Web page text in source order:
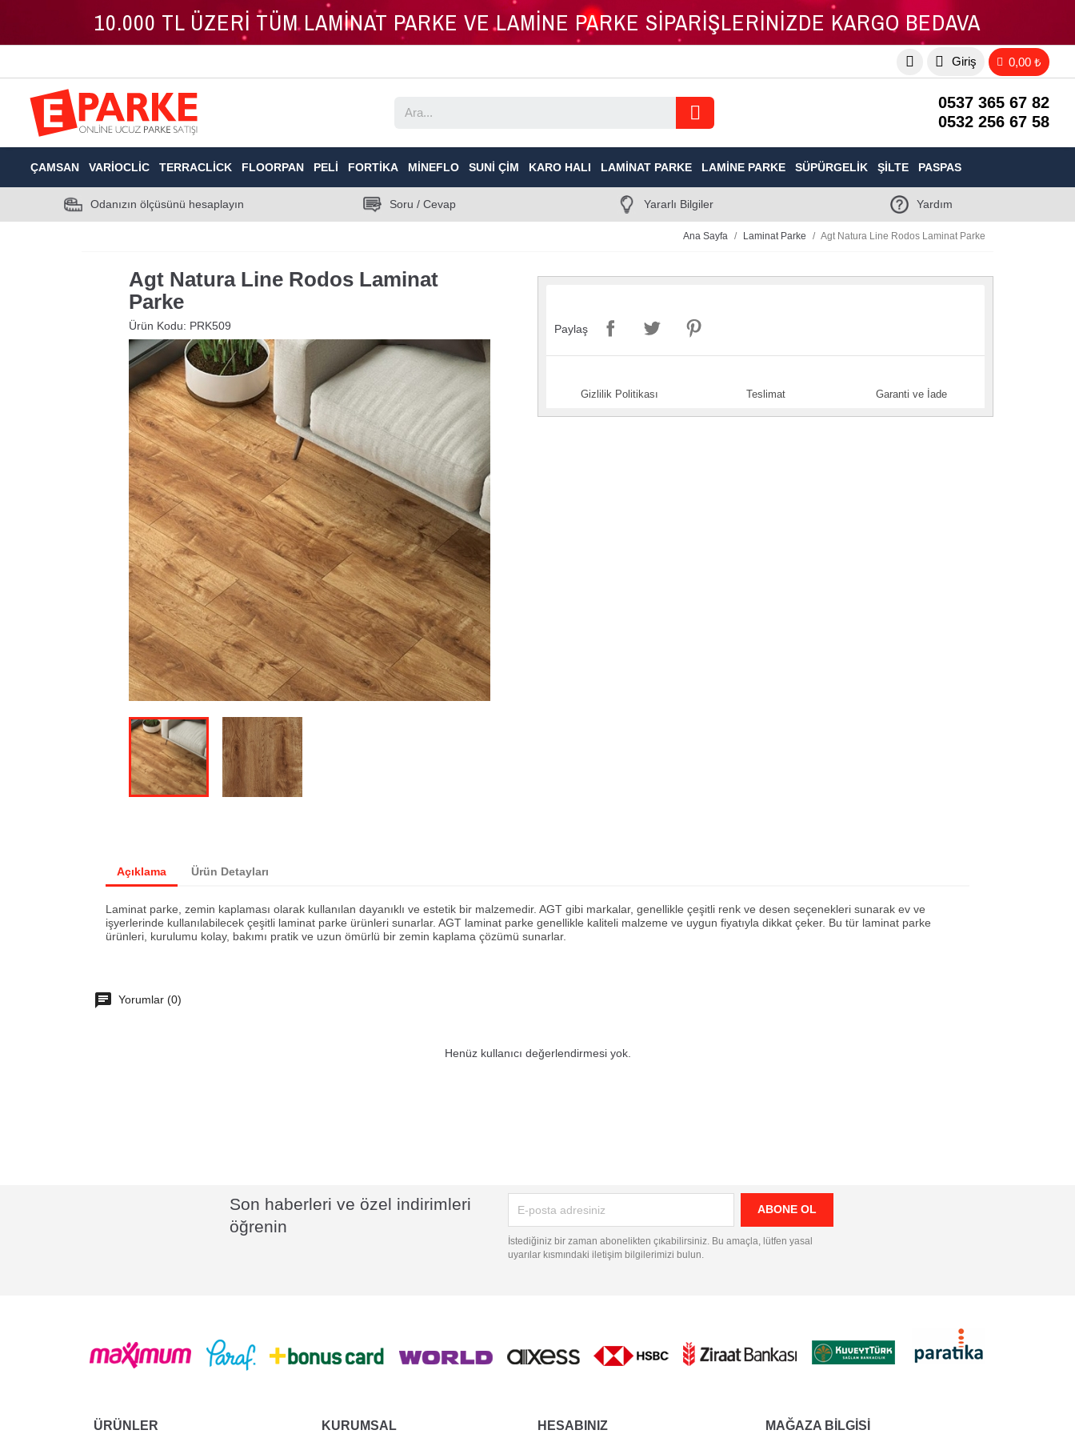
10.000 TL ÜZERİ TÜM LAMİNAT PARKE VE LAMİNE PARKE SİPARİŞLERİNİZDE KARGO BEDAVA
Giriş 0,00 ₺
0537 365 67 82
0532 256 67 58
ÇAMSAN VARIOCLIC TERRACLICK FLOORPAN PELI FORTIKA MINEFLO SUNI ÇIM KARO HALI LAMINAT PARKE LAMINE PARKE SÜPÜRGELIK ŞILTE PASPAS
Odanızın ölçüsünü hesaplayın Soru / Cevap Yararlı Bilgiler Yardım
Ana Sayfa Laminat Parke Agt Natura Line Rodos Laminat Parke
Agt Natura Line Rodos Laminat
Parke
Ürün Kodu: PRK509 Paylaş
Gizlilik Politikası Teslimat Garanti ve İade
Açıklama Ürün Detayları
Laminat parke, zemin kaplaması olarak kullanılan dayanıklı ve estetik bir malzemedir. AGT gibi markalar, genellikle çeşitli renk ve desen seçenekleri sunarak ev ve
işyerlerinde kullanılabilecek çeşitli laminat parke ürünleri sunarlar. AGT laminat parke genellikle kaliteli malzeme ve uygun fiyatıyla dikkat çeker. Bu tür laminat parke
ürünleri, kurulumu kolay, bakımı pratik ve uzun ömürlü bir zemin kaplama çözümü sunarlar.
Yorumlar (0)
Henüz kullanıcı değerlendirmesi yok.
Son haberleri ve özel indirimleri
öğrenin
İstediğiniz bir zaman abonelikten çıkabilirsiniz. Bu amaçla, lütfen yasal
uyarılar kısmındaki iletişim bilgilerimizi bulun.
ÜRÜNLER KURUMSAL HESABINIZ MAĞAZA BILGISI